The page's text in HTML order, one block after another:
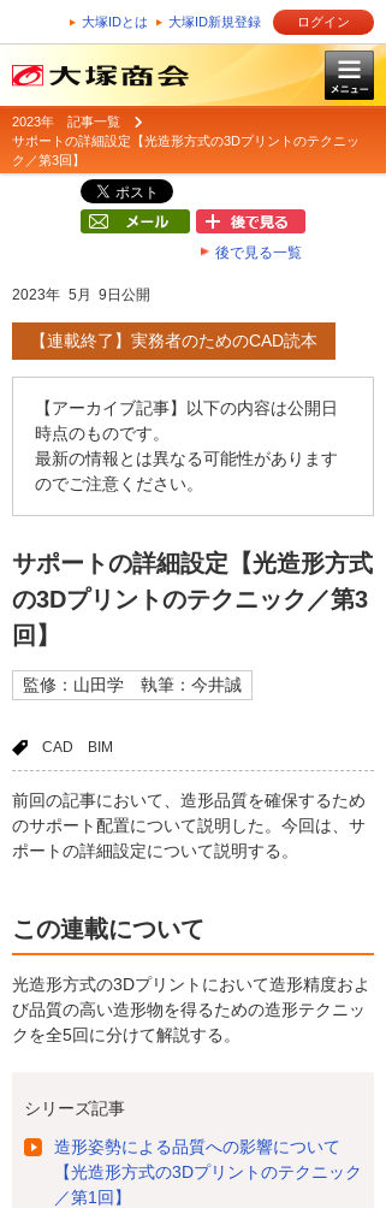
大塚IDとは 大塚ID新規登録 ログイン
2023年 記事一覧
サポートの詳細設定【光造形方式の3Dプリントのテクニッ
ク／第3回】
後で見る一覧
2023年 5月 9日公開
【連載終了】実務者のためのCAD読本
【アーカイブ記事】以下の内容は公開日
時点のものです。
最新の情報とは異なる可能性があります
のでご注意ください。
サポートの詳細設定【光造形方式
の3Dプリントのテクニック／第3
回】
監修：山田学 執筆：今井誠
CAD BIM
前回の記事において、造形品質を確保するため
のサポート配置について説明した。今回は、サ
ポートの詳細設定について説明する。
この連載について
光造形方式の3Dプリントにおいて造形精度およ
び品質の高い造形物を得るための造形テクニッ
クを全5回に分けて解説する。
シリーズ記事
造形姿勢による品質への影響について
【光造形方式の3Dプリントのテクニック
／第1回】